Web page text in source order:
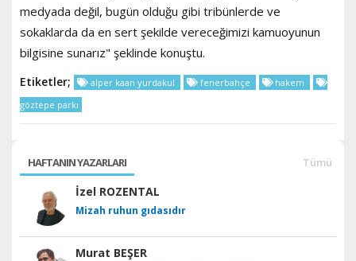
medyada değil, bugün olduğu gibi tribünlerde ve
sokaklarda da en sert şekilde vereceğimizi kamuoyunun
bilgisine sunarız" şeklinde konuştu.
Etiketler; alper kaan yurdakul fenerbahçe
hakem
göztepe parkı
HAFTANIN YAZARLARI Tümü
İzel ROZENTAL
Mizah ruhun gıdasıdır
Murat BEŞER